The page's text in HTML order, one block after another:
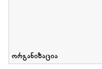
ორგანიზაცია